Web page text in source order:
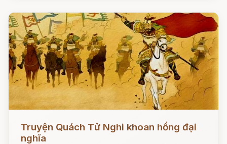
Truyện Quách Tử Nghi khoan hồng đại
nghĩa